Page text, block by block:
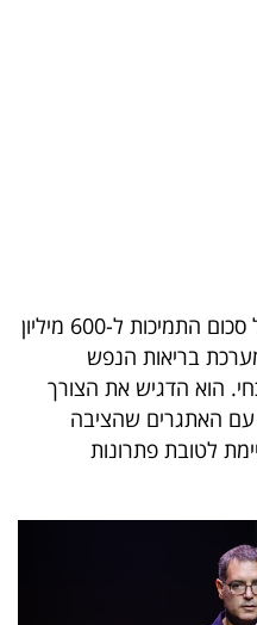
בוסו הודיע כי בשנת 2025 יוכפל סכום התמיכות ל-600 מיליון
בריאות הנפש
הוא הדגיש את הצורך
האתגרים שהציבה
לטובת פתרונות